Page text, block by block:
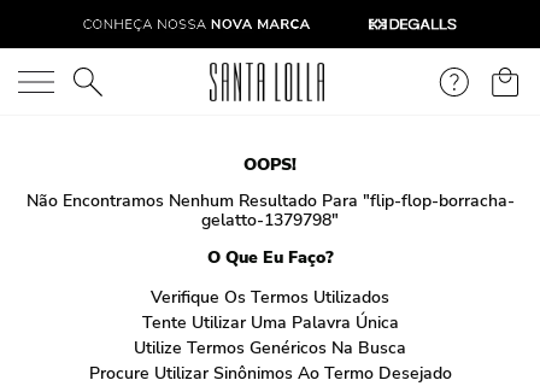
O que você está procurando?
OOPS!
Não Encontramos Nenhum Resultado Para "flip-flop-borracha-
gelatto-1379798"
O Que Eu Faço?
Verifique Os Termos Utilizados
Tente Utilizar Uma Palavra Única
Utilize Termos Genéricos Na Busca
Procure Utilizar Sinônimos Ao Termo Desejado